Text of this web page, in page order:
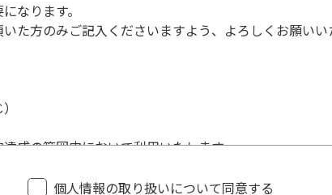
なります。
た方のみご記入くださいますよう、よろしくお願いい
成の範囲内において利用いたします。
・登録面接に関するご連絡のため
個人情報の取り扱いについて同意する